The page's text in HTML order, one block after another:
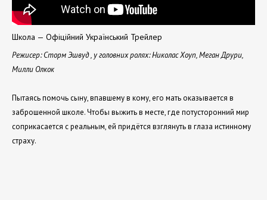
Школа — Офіційний Український Трейлер
Режисер: Сторм Эшвуд , у головних ролях: Николас Хоуп, Меган Друри,
Милли Олкок
Пытаясь помочь сыну, впавшему в кому, его мать оказывается в
заброшенной школе. Чтобы выжить в месте, где потусторонний мир
соприкасается с реальным, ей придётся взглянуть в глаза истинному
страху.